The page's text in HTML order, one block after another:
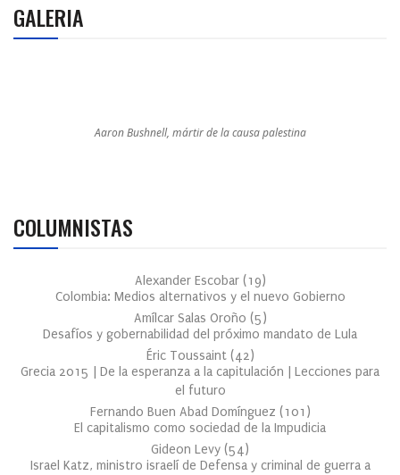
GALERIA
Aaron Bushnell, mártir de la causa palestina
COLUMNISTAS
Alexander Escobar (19)
Colombia: Medios alternativos y el nuevo Gobierno
Amílcar Salas Oroño (5)
Desafíos y gobernabilidad del próximo mandato de Lula
Éric Toussaint (42)
Grecia 2015 | De la esperanza a la capitulación | Lecciones para
el futuro
Fernando Buen Abad Domínguez (101 )
El capitalismo como sociedad de la Impudicia
Gideon Levy (54)
Israel Katz, ministro israelí de Defensa y criminal de guerra a